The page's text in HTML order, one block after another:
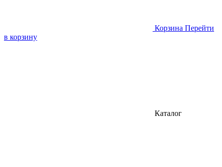
Корзина Перейти
в корзину
Каталог